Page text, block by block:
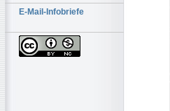
E-Mail-Infobriefe